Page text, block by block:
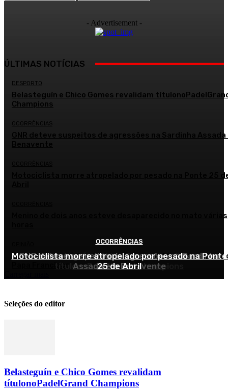
DESPORTO
Belasteguín e Chico Gomes revalidam
títulonoPadelGrand Champions
OCORRÊNCIAS
GNR deteve suspeitos de agressões na Sardinha
Assada em Benavente
OCORRÊNCIAS
Motociclista morre atropelado por pesado na Ponte
25 de Abril
- Advertisement -
ÚLTIMAS NOTÍCIAS
DESPORTO
Belasteguín e Chico Gomes revalidam
Champions
OCORRÊNCIAS
GNR deteve suspeitos de agressões na Sardinha Assada
Motociclista morre atropelado por pesado na Ponte 25
Menino de dois anos esteve desaparecido no mato várias
O Cristianismo é Caminho: a herança de fé e humanidade
Papa Francisco
Seleções do editor
Belasteguín e Chico Gomes revalidam
títulonoPadelGrand Champions